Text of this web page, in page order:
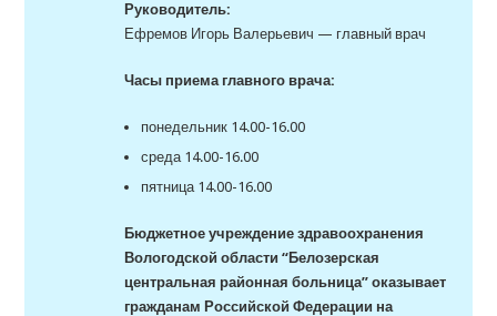
Руководитель:
Ефремов Игорь Валерьевич — главный врач
Часы приема главного врача:
понедельник 14.00-16.00
среда 14.00-16.00
пятница 14.00-16.00
Бюджетное учреждение здравоохранения
Вологодской области “Белозерская
центральная районная больница” оказывает
гражданам Российской Федерации на